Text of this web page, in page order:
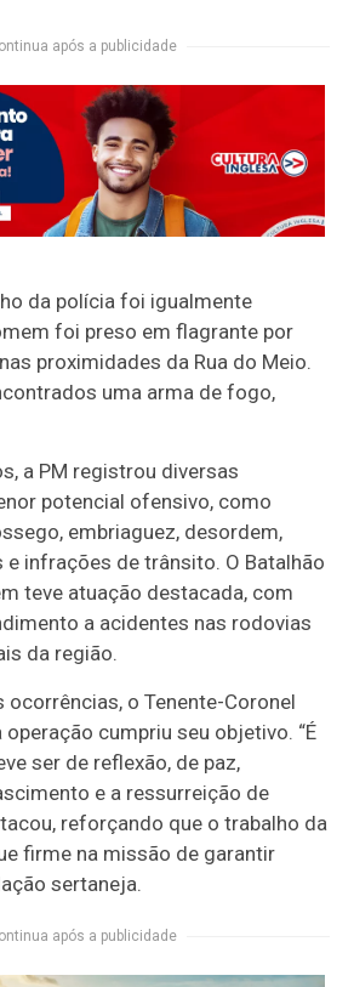
após a publicidade
da polícia foi igualmente
foi preso em flagrante por
proximidades da Rua do Meio.
uma arma de fogo,
a PM registrou diversas
potencial ofensivo, como
embriaguez, desordem,
infrações de trânsito. O Batalhão
teve atuação destacada, com
a acidentes nas rodovias
da região.
ocorrências, o Tenente-Coronel
operação cumpriu seu objetivo. “É
ser de reflexão, de paz,
e a ressurreição de
reforçando que o trabalho da
firme na missão de garantir
sertaneja.
após a publicidade